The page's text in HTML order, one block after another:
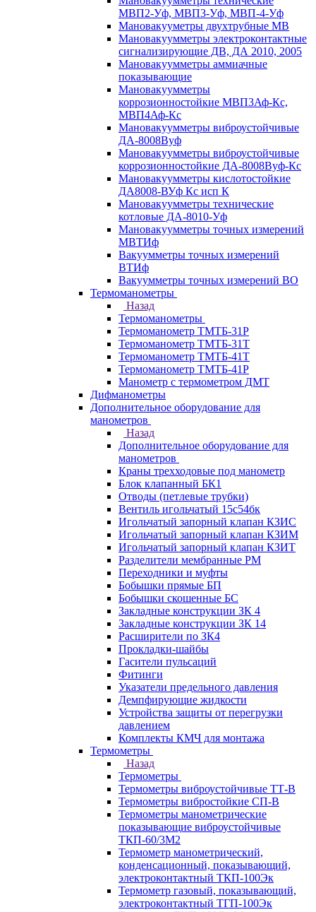
МВП2-Уф, МВП3-Уф, МВП-4-Уф
Мановакууметры двухтрубные МВ
Мановакуумметры электроконтактные
сигнализирующие ДВ, ДА 2010, 2005
Мановакуумметры аммиачные
показывающие
Мановакуумметры
коррозионностойкие МВП3Аф-Кс,
МВП4Аф-Кс
Мановакуумметры виброустойчивые
ДА-8008Вуф
Мановакуумметры виброустойчивые
коррозионностойкие ДА-8008Вуф-Кс
Мановакуумметры кислотостойкие
ДА8008-ВУф Кс исп К
Мановакуумметры технические
котловые ДА-8010-Уф
Мановакуумметры точных измерений
МВТИф
Вакуумметры точных измерений
ВТИф
Вакуумметры точных измерений ВО
Термоманометры
Назад
Термоманометры
Термоманометр ТМТБ-31Р
Термоманометр ТМТБ-31Т
Термоманометр ТМТБ-41Т
Термоманометр ТМТБ-41Р
Манометр с термометром ДМТ
Дифманометры
Дополнительное оборудование для
манометров
Назад
Дополнительное оборудование для
манометров
Краны трехходовые под манометр
Блок клапанный БК1
Отводы (петлевые трубки)
Вентиль игольчатый 15с54бк
Игольчатый запорный клапан КЗИС
Игольчатый запорный клапан КЗИМ
Игольчатый запорный клапан КЗИТ
Разделители мембранные РМ
Переходники и муфты
Бобышки прямые БП
Бобышки скошенные БС
Закладные конструкции ЗК 4
Закладные конструкции ЗК 14
Расширители по ЗК4
Прокладки-шайбы
Гасители пульсаций
Фитинги
Указатели предельного давления
Демпфирующие жидкости
Устройства защиты от перегрузки
давлением
Комплекты КМЧ для монтажа
Термометры
Назад
Термометры
Термометры виброустойчивые ТТ-В
Термометры вибростойкие СП-В
Термометры манометрические
показывающие виброустойчивые
ТКП-60/3М2
Термометр манометрический,
конденсационный, показывающий,
электроконтактный ТКП-100Эк
Термометр газовый, показывающий,
электроконтактный ТГП-100Эк